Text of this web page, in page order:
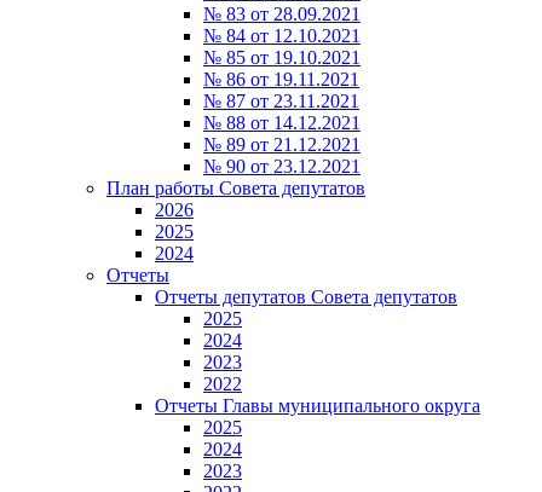
№ 83 от 28.09.2021
№ 84 от 12.10.2021
№ 85 от 19.10.2021
№ 86 от 19.11.2021
№ 87 от 23.11.2021
№ 88 от 14.12.2021
№ 89 от 21.12.2021
№ 90 от 23.12.2021
План работы Совета депутатов
2026
2025
2024
Отчеты
Отчеты депутатов Совета депутатов
2025
2024
2023
2022
Отчеты Главы муниципального округа
2025
2024
2023